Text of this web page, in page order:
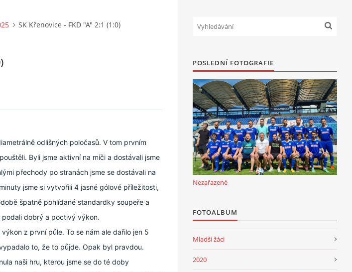
SK Křenovice - FKD "A" 2:1 (1:0)
odlišných poločasů. V tom prvním
Byli jsme aktivní na míči a dostávali jsme
přechody po stranách jsme se dostávali na
jsme si vytvořili 4 jasné gólové příležitosti,
špatně pohlídané standardky soupeře a
dobrý a poctivý výkon.
z první půle. To se nám ale dařilo jen 5
to, že to půjde. Opak byl pravdou.
naši hru, kterou jsme se do té doby
POSLEDNÍ FOTOGRAFIE
Nezařazené
FOTOALBUM
Mladší žáci
2020